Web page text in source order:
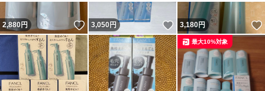
2,880円 いいね！
3,050円 いいね！
3,180円
最大10%対象